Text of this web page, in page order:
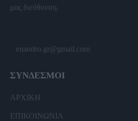
μας διεύθυνση.
enandro.gr@gmail.com
ΣΥΝΔΕΣΜΟΙ
ΑΡΧΙΚΗ
ΕΠΙΚΟΙΝΩΝΙΑ